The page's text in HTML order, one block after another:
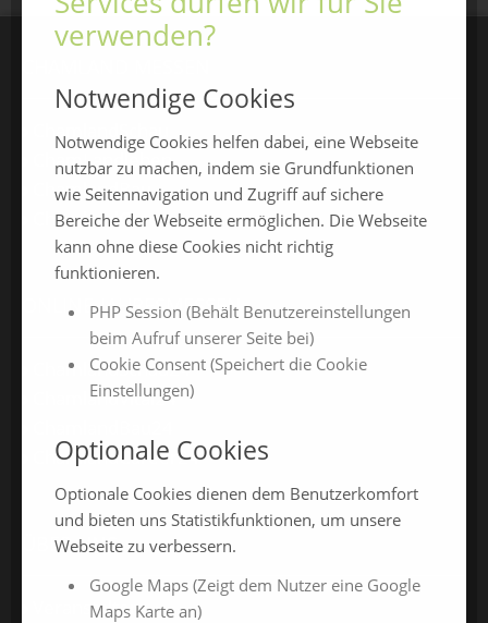
ChamlandSchau
ChamLandleben
ChamlandBau
ChamlandCareer
ONLINE-JAHRESMESSEN
ChamlandSchau24
ChamlandVital24
ChamlandCareer24
ÜBER UNS
Veranstalter
verwenden?
Notwendige Cookies
Notwendige Cookies helfen dabei, eine Webseite
nutzbar zu machen, indem sie Grundfunktionen
wie Seitennavigation und Zugriff auf sichere
Bereiche der Webseite ermöglichen. Die Webseite
kann ohne diese Cookies nicht richtig
funktionieren.
PHP Session (Behält Benutzereinstellungen
beim Aufruf unserer Seite bei)
Cookie Consent (Speichert die Cookie
Einstellungen)
Optionale Cookies
Optionale Cookies dienen dem Benutzerkomfort
und bieten uns Statistikfunktionen, um unsere
Webseite zu verbessern.
Google Maps (Zeigt dem Nutzer eine Google
Maps Karte an)